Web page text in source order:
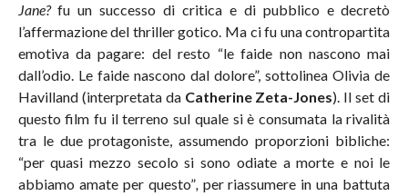
Jane?fu un successo di critica e di pubblico e decretò
l’affermazione del thriller gotico. Ma ci fu una contropartita
emotiva da pagare: del resto “le faide non nascono mai
dall’odio. Le faide nascono dal dolore”, sottolinea Olivia de
Havilland (interpretata da Catherine Zeta-Jones). Il set di
questo film fu il terreno sul quale si è consumata la rivalità
tra le due protagoniste, assumendo proporzioni bibliche:
“per quasi mezzo secolo si sono odiate a morte e noi le
abbiamo amate per questo”, per riassumere in una battuta